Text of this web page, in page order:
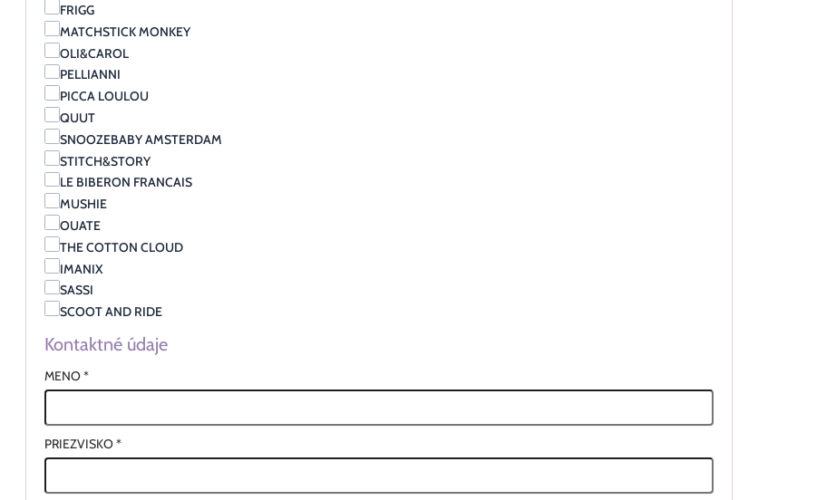
FRIGG
MATCHSTICK MONKEY
OLI&CAROL
PELLIANNI
PICCA LOULOU
QUUT
SNOOZEBABY AMSTERDAM
STITCH&STORY
LE BIBERON FRANCAIS
MUSHIE
OUATE
THE COTTON CLOUD
IMANIX
SASSI
SCOOT AND RIDE
Kontaktné údaje
MENO*
PRIEZVISKO*